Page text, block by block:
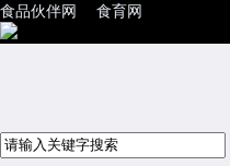
食品伙伴网 食育网